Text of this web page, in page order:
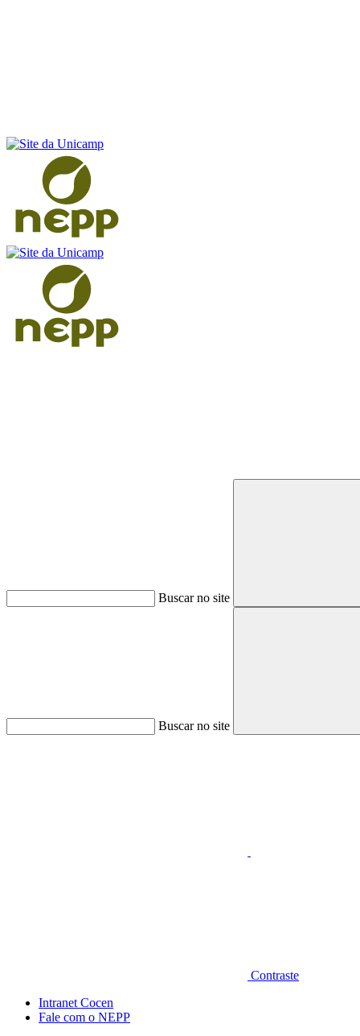
Buscar no site
Buscar no site
Contraste
Intranet Cocen
Fale com o NEPP